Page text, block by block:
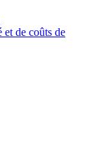
et de coûts de